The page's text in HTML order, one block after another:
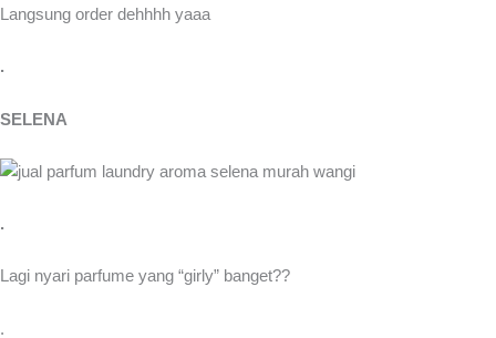
Langsung order dehhhh yaaa
.
SELENA
.
Lagi nyari parfume yang “girly” banget??
.